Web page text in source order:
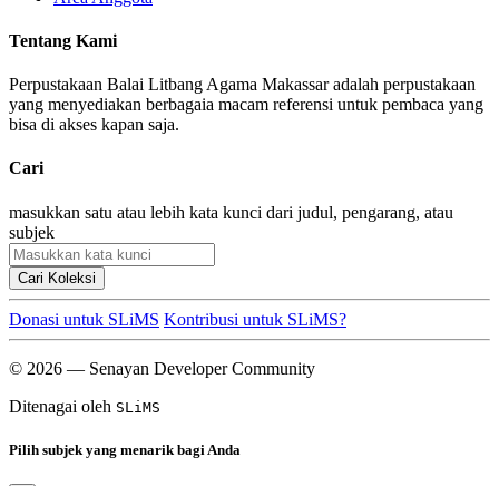
Tentang Kami
Perpustakaan Balai Litbang Agama Makassar adalah perpustakaan
yang menyediakan berbagaia macam referensi untuk pembaca yang
bisa di akses kapan saja.
Cari
masukkan satu atau lebih kata kunci dari judul, pengarang, atau
subjek
Cari Koleksi
Donasi untuk SLiMS Kontribusi untuk SLiMS?
© 2026 — Senayan Developer Community
Ditenagai oleh SLiMS
Pilih subjek yang menarik bagi Anda